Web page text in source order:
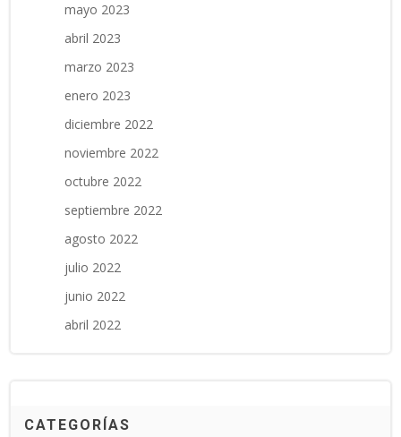
mayo 2023
abril 2023
marzo 2023
enero 2023
diciembre 2022
noviembre 2022
octubre 2022
septiembre 2022
agosto 2022
julio 2022
junio 2022
abril 2022
CATEGORÍAS